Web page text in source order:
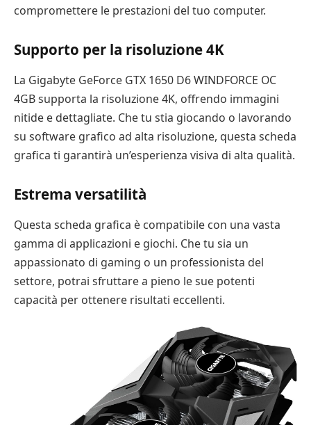
compromettere le prestazioni del tuo computer.
Supporto per la risoluzione 4K
La Gigabyte GeForce GTX 1650 D6 WINDFORCE OC
4GB supporta la risoluzione 4K, offrendo immagini
nitide e dettagliate. Che tu stia giocando o lavorando
su software grafico ad alta risoluzione, questa scheda
grafica ti garantirà un’esperienza visiva di alta qualità.
Estrema versatilità
Questa scheda grafica è compatibile con una vasta
gamma di applicazioni e giochi. Che tu sia un
appassionato di gaming o un professionista del
settore, potrai sfruttare a pieno le sue potenti
capacità per ottenere risultati eccellenti.